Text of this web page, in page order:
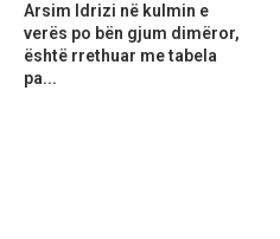
Arsim Idrizi në kulmin e
verës po bën gjum dimëror,
është rrethuar me tabela
pa...